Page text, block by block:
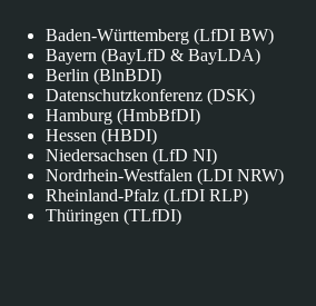
Baden-Württemberg (LfDI BW)
Bayern (BayLfD & BayLDA)
Berlin (BlnBDI)
Datenschutzkonferenz (DSK)
Hamburg (HmbBfDI)
Hessen (HBDI)
Niedersachsen (LfD NI)
Nordrhein-Westfalen (LDI NRW)
Rheinland-Pfalz (LfDI RLP)
Thüringen (TLfDI)